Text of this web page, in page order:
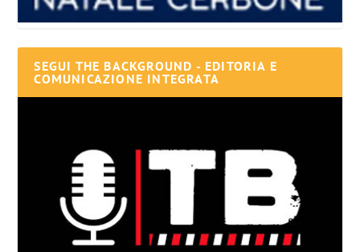
SEGUI THE BACKGROUND - EDITORIA E
COMUNICAZIONE INTEGRATA